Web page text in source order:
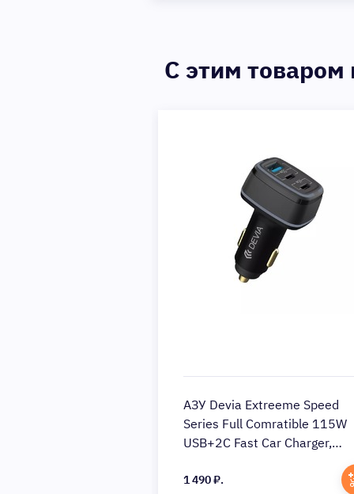
C этим
АЗУ Devia Extreeme Speed
Series Full Comratible 115W
USB+2C Fast Car Charger,
1 490 ₽.